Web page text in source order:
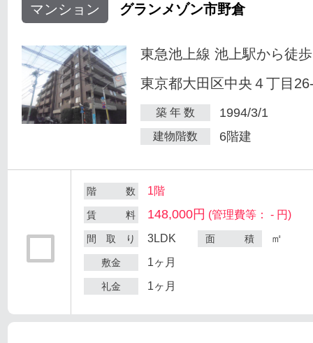
マンション グランメゾン市野倉
東急池上線 池上駅から徒
東京都大田区中央４丁目
築 年 数 1994/3/1
建物階数 6階建
階 数 1階
賃 料 148,000円 (管理費等： - 円)
間 取 り 3LDK 面 積 ㎡
敷金 1ヶ月
礼金 1ヶ月